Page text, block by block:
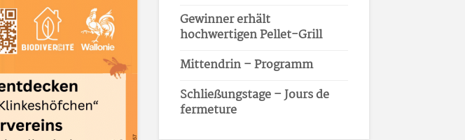
Gewinner erhält
hochwertigen Pellet-Grill
Mittendrin – Programm
Schließungstage – Jours de
fermeture